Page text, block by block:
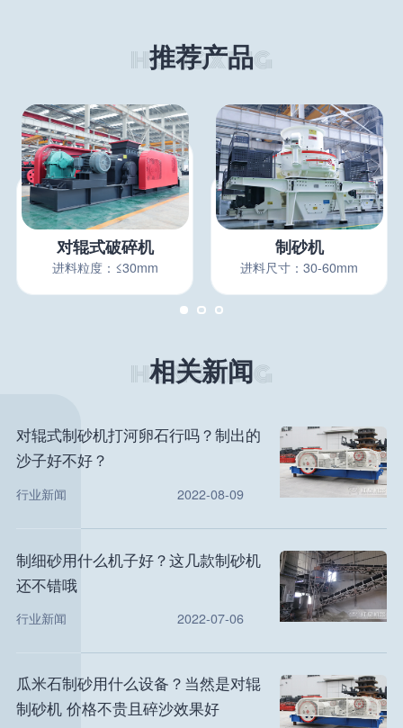
推荐产品
对辊式破碎机
进料粒度：≤30mm
制砂机
进料尺寸：30-60mm
相关新闻
对辊式制砂机打河卵石行吗？制出的
沙子好不好？
行业新闻 2022-08-09
制细砂用什么机子好？这几款制砂机
还不错哦
行业新闻 2022-07-06
瓜米石制砂用什么设备？当然是对辊
制砂机 价格不贵且碎沙效果好